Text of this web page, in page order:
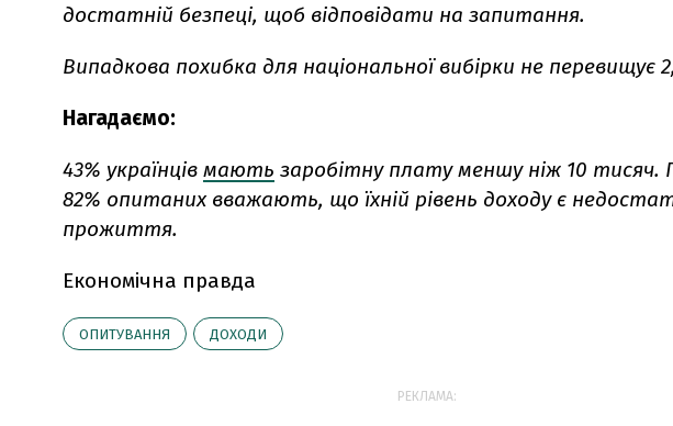
достатній безпеці, щоб відповідати на запитання.
Випадкова похибка для національної вибірки не перевищує
Нагадаємо:
43% українців мають заробітну плату меншу ніж 10 тисяч.
82% опитаних вважають, що їхній рівень доходу є
прожиття.
Економічна правда
ОПИТУВАННЯ ДОХОДИ
РЕКЛАМА: